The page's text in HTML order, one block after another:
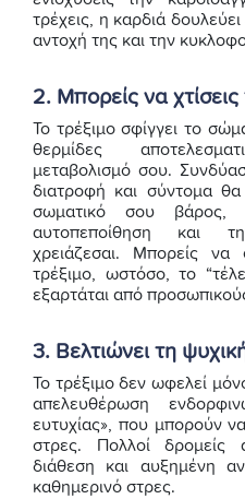
τρέχεις, η καρδιά
αντοχή της και την
2. Μπορείς να
Το τρέξιμο σφίγγει το
θερμίδες
μεταβολισμό σου.
διατροφή και σύντομα θα
σωματικό σου βάρος,
αυτοπεποίθηση και
χρειάζεσαι. Μπορείς να
τρέξιμο, ωστόσο, το
εξαρτάται από
3. Βελτιώνει τη
Το τρέξιμο δεν ωφελεί
απελευθέρωση
ευτυχίας», που μπορούν
στρες. Πολλοί δρομείς
διάθεση και αυξημένη
καθημερινό στρες.